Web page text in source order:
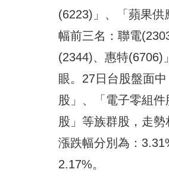
(6223)」、「蘋果
幅前三名：聯電
(2344)、惠特(6706)
眼。27日台股盤面
股」、「電子零組
股」等族群股，走
漲跌幅分別為：
2.17%。